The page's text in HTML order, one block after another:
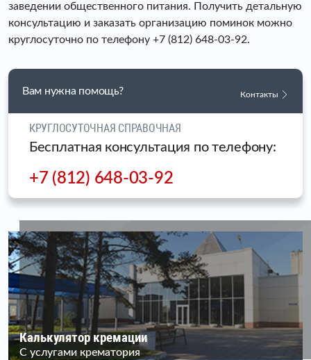
заведении общественного питания. Получить детальную
консультацию и заказать организацию поминок можно
круглосуточно по телефону +7 (812) 648-03-92.
Вам нужна помощь? Контакты
КРУГЛОСУТОЧНАЯ СПРАВОЧНАЯ
Бесплатная консультация по телефону:
+7 (812) 648-03-92
Калькулятор кремации
С услугами крематория